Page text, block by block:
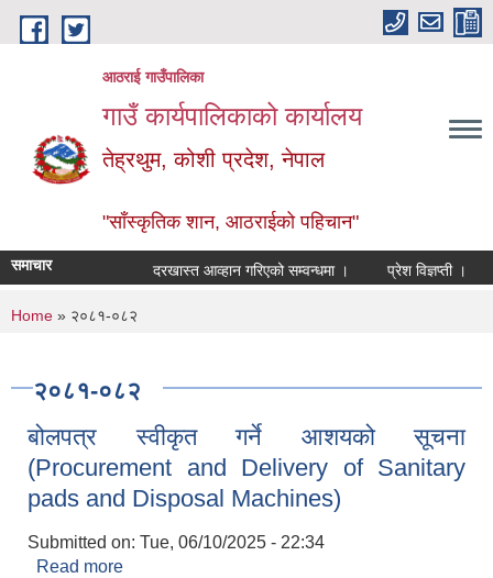
Skip to main content
आठराई गाउँपालिका
गाउँ कार्यपालिकाको कार्यालय
तेह्रथुम, कोशी प्रदेश, नेपाल
"साँस्कृतिक शान, आठराईको पहिचान"
समाचार दरखास्त आव्हान गरिएको सम्वन्धमा । प्रेश विज्ञप्ती ।
You are here
Home » २०८१-०८२
२०८१-०८२
बोलपत्र स्वीकृत गर्ने आशयको सूचना
(Procurement and Delivery of Sanitary
pads and Disposal Machines)
Submitted on: Tue, 06/10/2025 - 22:34
Read more